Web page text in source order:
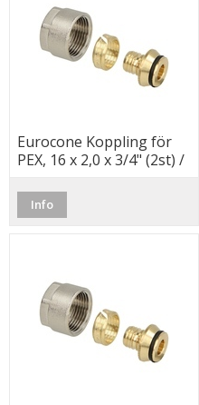
Eurocone Koppling för
PEX, 16 x 2,0 x 3/4" (2st) /
Info